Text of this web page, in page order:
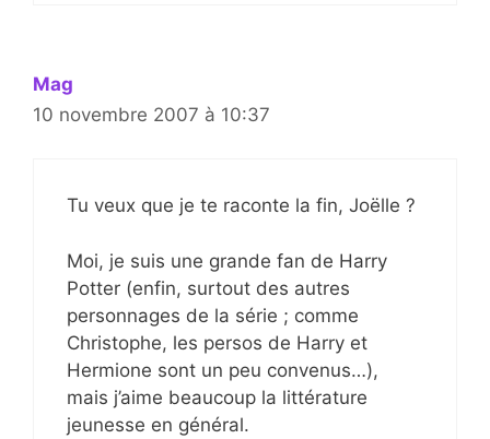
Mag
10 novembre 2007 à 10:37
Tu veux que je te raconte la fin, Joëlle ?
Moi, je suis une grande fan de Harry
Potter (enfin, surtout des autres
personnages de la série ; comme
Christophe, les persos de Harry et
Hermione sont un peu convenus…),
mais j’aime beaucoup la littérature
jeunesse en général.